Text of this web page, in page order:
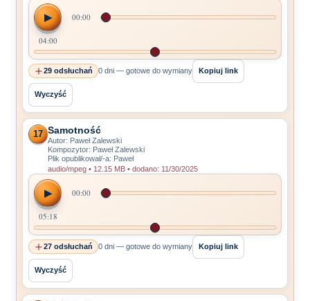
▶ 00:00
04:00
29 odsłuchań 0 dni — gotowe do wymiany Kopiuj link
Wyczyść
17 Samotność
Autor: Paweł Zalewski
Kompozytor: Paweł Zalewski
Plik opublikował/-a: Paweł
audio/mpeg • 12.15 MB • dodano: 11/30/2025
▶ 00:00
05:18
27 odsłuchań 0 dni — gotowe do wymiany Kopiuj link
Wyczyść